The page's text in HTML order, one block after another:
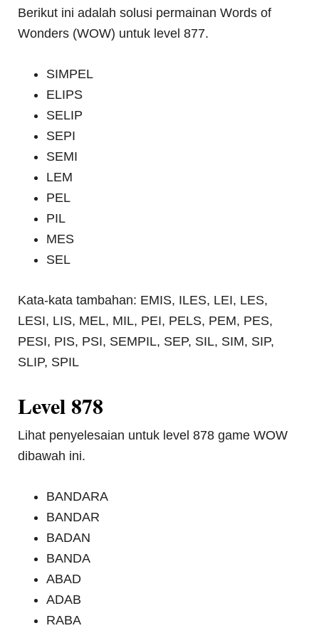
Berikut ini adalah solusi permainan Words of
Wonders (WOW) untuk level 877.
SIMPEL
ELIPS
SELIP
SEPI
SEMI
LEM
PEL
PIL
MES
SEL
Kata-kata tambahan: EMIS, ILES, LEI, LES,
LESI, LIS, MEL, MIL, PEI, PELS, PEM, PES,
PESI, PIS, PSI, SEMPIL, SEP, SIL, SIM, SIP,
SLIP, SPIL
Level 878
Lihat penyelesaian untuk level 878 game WOW
dibawah ini.
BANDARA
BANDAR
BADAN
BANDA
ABAD
ADAB
RABA